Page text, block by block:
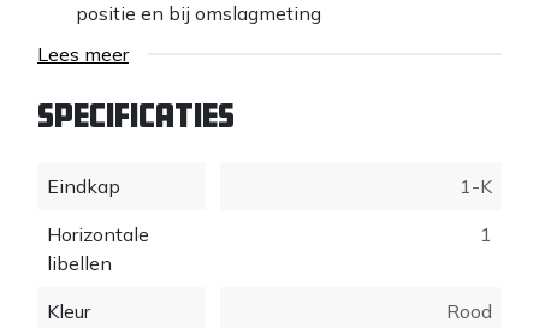
positie en bij omslagmeting
Speciale schaal voor elektriciens maakt 4
markeringen in de 71mm normafstand volgens
DIN 49075 mogelijk
van de waterpas en beschermen het oppervlak
Toepassingen Electric
Verticaal meten
Lees meer
Specificaties
Eindkap
1-K
Horizontale
libellen
1
Kleur
Rood